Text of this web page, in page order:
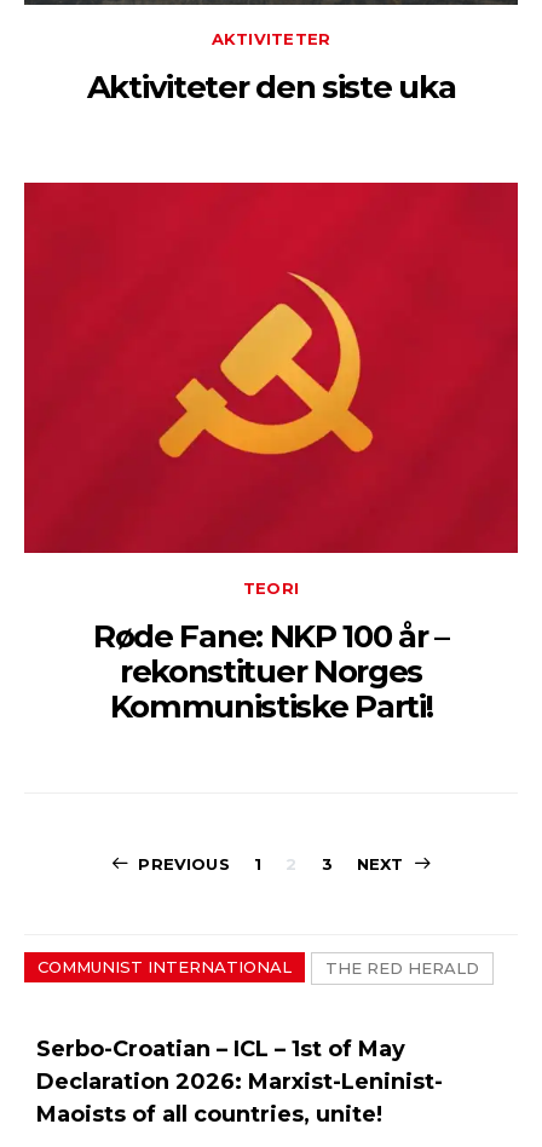
AKTIVITETER
Aktiviteter den siste uka
TEORI
Røde Fane: NKP 100 år –
rekonstituer Norges
Kommunistiske Parti!
PREVIOUS 1 2 3 NEXT
COMMUNIST INTERNATIONAL THE RED HERALD
Serbo-Croatian – ICL – 1st of May
Declaration 2026: Marxist-Leninist-
Maoists of all countries, unite!